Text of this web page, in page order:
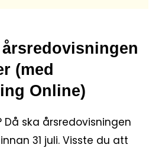
(med
Online)
ska årsredovisningen
31 juli. Visste du att